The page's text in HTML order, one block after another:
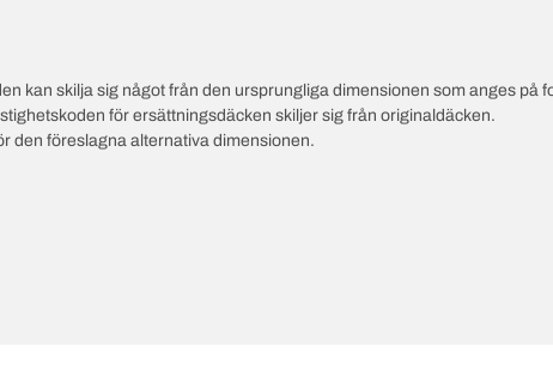
kan skilja sig något från den ursprungliga dimensionen som anges på
för ersättningsdäcken skiljer sig från originaldäcken.
den föreslagna alternativa dimensionen.